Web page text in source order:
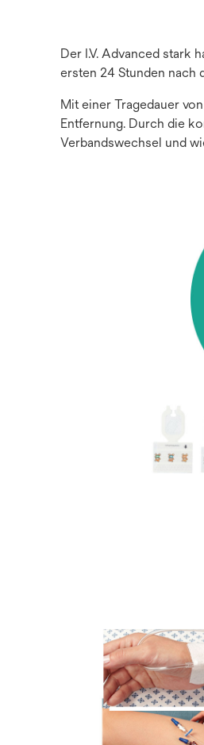
Der I.V. Advanced stark
ersten 24 Stunden nach
Mit einer Tragedauer
Entfernung. Durch die
Verbandswechsel und